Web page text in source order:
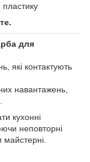
для
які контактують
навантажень,
кухонні
неповторні
майстерні.